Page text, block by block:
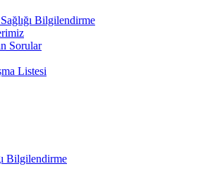
Bilgilendirme
Sorular
Listesi
Bilgilendirme